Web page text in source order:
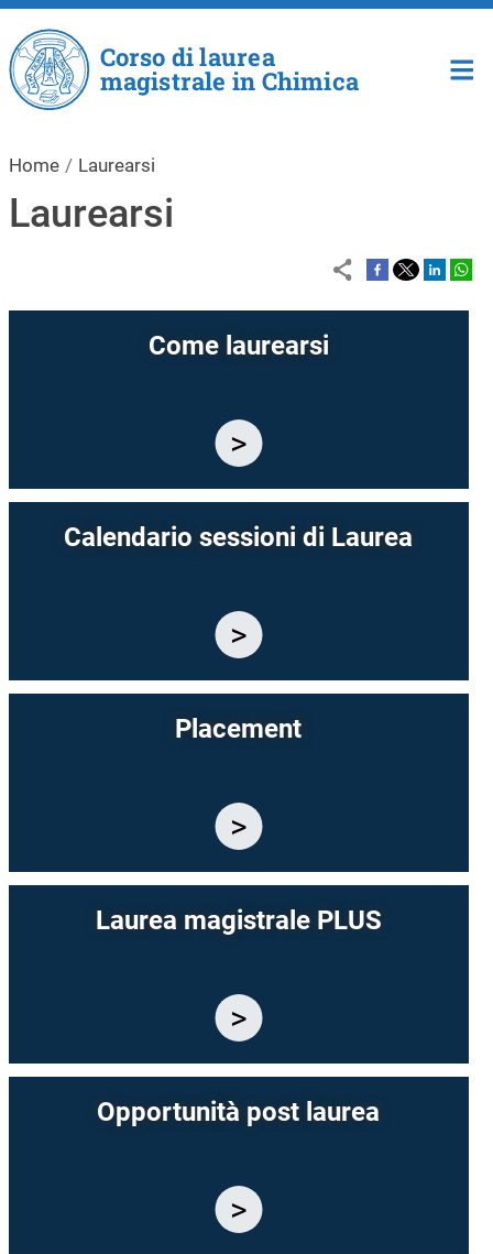
Salta al contenuto principale
Corso di laurea
magistrale in Chimica
Home Laurearsi
Laurearsi
Come laurearsi
Calendario sessioni di Laurea
Placement
Laurea magistrale PLUS
Opportunità post laurea